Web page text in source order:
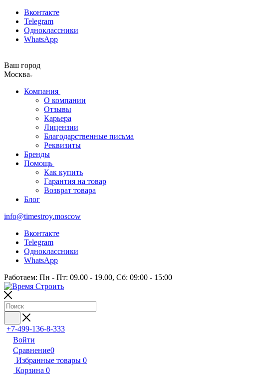
Вконтакте
Telegram
Одноклассники
WhatsApp
Ваш город
Москва
Компания
О компании
Отзывы
Карьера
Лицензии
Благодарственные письма
Реквизиты
Бренды
Помощь
Как купить
Гарантия на товар
Возврат товара
Блог
info@timestroy.moscow
Вконтакте
Telegram
Одноклассники
WhatsApp
Работаем: Пн - Пт: 09.00 - 19.00, Сб: 09:00 - 15:00
+7-499-136-8-333
Войти
Сравнение0
Избранные товары 0
Корзина 0